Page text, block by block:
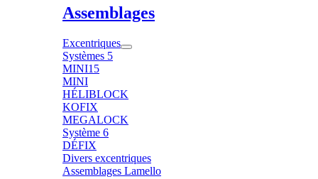
Assemblages
Excentriques
Systèmes 5
MINI15
MINI
HÉLIBLOCK
KOFIX
MEGALOCK
Système 6
DÉFIX
Divers excentriques
Assemblages Lamello